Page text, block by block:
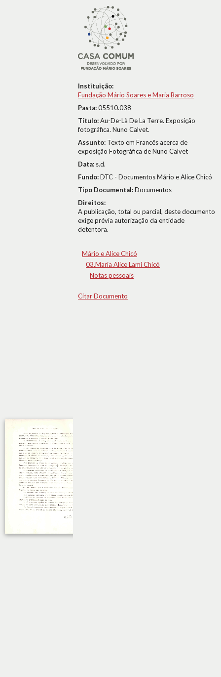
Instituição:
Fundação Mário Soares e Maria Barroso
Pasta:05510.038
Título:Au-De-Là De La Terre. Exposição
fotográfica. Nuno Calvet.
Assunto: Texto em Francês acerca de
exposição Fotográfica de Nuno Calvet
Data: s.d.
Fundo:DTC - Documentos Mário e Alice Chicó
Tipo Documental:Documentos
Direitos:
A publicação, total ou parcial, deste documento
exige prévia autorização da entidade
detentora.
Mário e Alice Chicó
03.Maria Alice Lami Chicó
Notas pessoais
Citar Documento